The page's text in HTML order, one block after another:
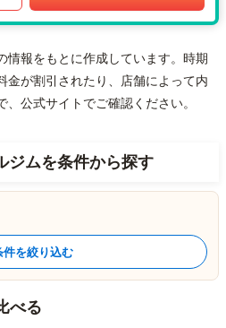
情報をもとに作成しています。時期
金が割引されたり、店舗によって内
公式サイトでご確認ください。
ジムを条件から探す
件を絞り込む
べる